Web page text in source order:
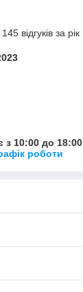
відгуків за рік
з 10:00 до 18:00
роботи